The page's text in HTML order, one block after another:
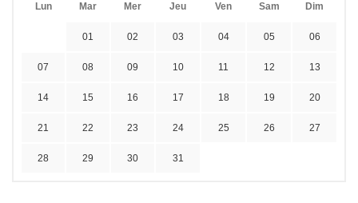
Lun Mar Mer Jeu Ven Sam Dim
01 02 03 04 05 06
07 08 09 10 11 12 13
14 15 16 17 18 19 20
21 22 23 24 25 26 27
28 29 30 31